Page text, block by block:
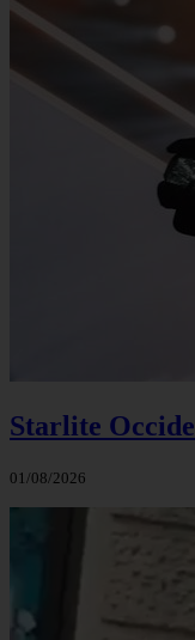
Starlite
01/08/2026